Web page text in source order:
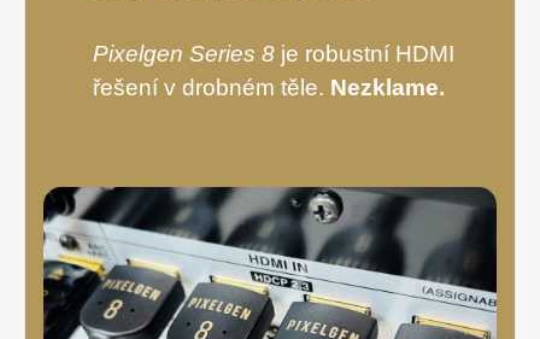
Pixelgen Series 8 je robustní HDMI
řešení v drobném těle. Nezklame.